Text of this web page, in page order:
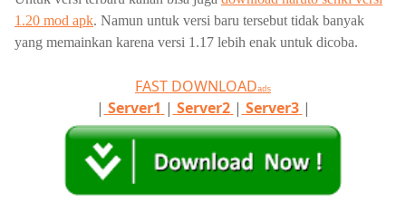
1.20 mod apk. Namun untuk versi baru tersebut tidak banyak
yang memainkan karena versi 1.17 lebih enak untuk dicoba.
FAST DOWNLOADads
| Server1 | Server2 | Server3 |